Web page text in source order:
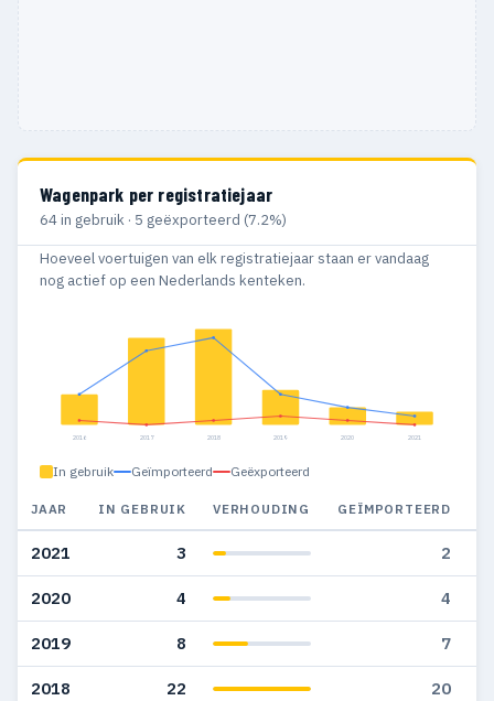
Wagenpark per registratiejaar
64 in gebruik · 5 geëxporteerd (7.2%)
Hoeveel voertuigen van elk registratiejaar staan er vandaag
nog actief op een Nederlands kenteken.
2016 2017 2018 2019 2020 2021
In gebruik Geïmporteerd Geëxporteerd
JAAR IN GEBRUIK VERHOUDING GEÏMPORTEERD
2021 3 2
2020 4 4
2019 8 7
2018 22 20